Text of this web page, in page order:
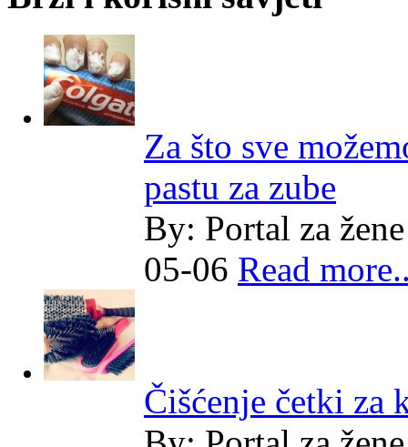
Za što sve
pastu za zube
By: Portal za žene
05-06 Read
Čišćenje četki za